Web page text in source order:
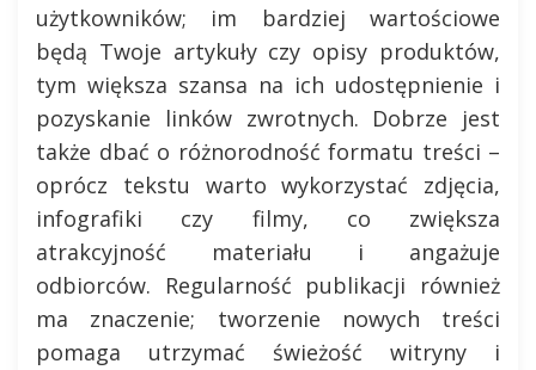
użytkowników; im bardziej wartościowe
będą Twoje artykuły czy opisy produktów,
tym większa szansa na ich udostępnienie i
pozyskanie linków zwrotnych. Dobrze jest
także dbać o różnorodność formatu treści –
oprócz tekstu warto wykorzystać zdjęcia,
infografiki czy filmy, co zwiększa
atrakcyjność materiału i angażuje
odbiorców. Regularność publikacji również
ma znaczenie; tworzenie nowych treści
pomaga utrzymać świeżość witryny i